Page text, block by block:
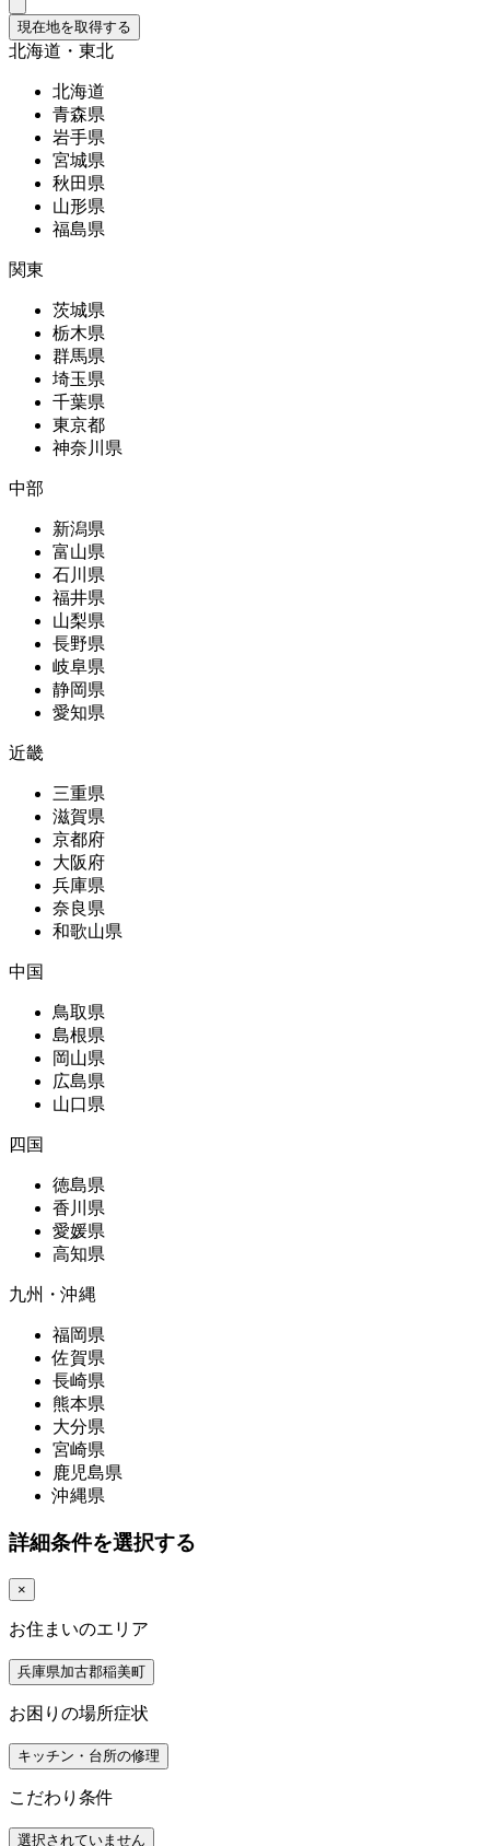
現在地を取得する
北海道・東北
北海道
青森県
岩手県
宮城県
秋田県
山形県
福島県
関東
茨城県
栃木県
群馬県
埼玉県
千葉県
東京都
神奈川県
中部
新潟県
富山県
石川県
福井県
山梨県
長野県
岐阜県
静岡県
愛知県
近畿
三重県
滋賀県
京都府
大阪府
兵庫県
奈良県
和歌山県
中国
鳥取県
島根県
岡山県
広島県
山口県
四国
徳島県
香川県
愛媛県
高知県
九州・沖縄
福岡県
佐賀県
長崎県
熊本県
大分県
宮崎県
鹿児島県
沖縄県
詳細条件を選択する
×
お住まいのエリア
兵庫県加古郡稲美町
お困りの場所症状
キッチン・台所の修理
こだわり条件
選択されていません